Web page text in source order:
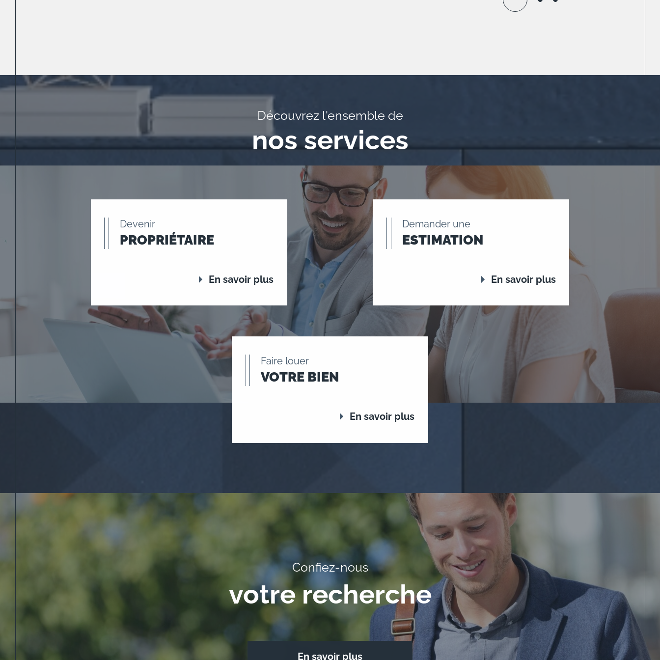
Découvrez l'ensemble de
nos services
Devenir
PROPRIÉTAIRE
En savoir plus
Demander une
ESTIMATION
En savoir plus
Faire louer
VOTRE BIEN
En savoir plus
Confiez-nous
votre recherche
En savoir plus